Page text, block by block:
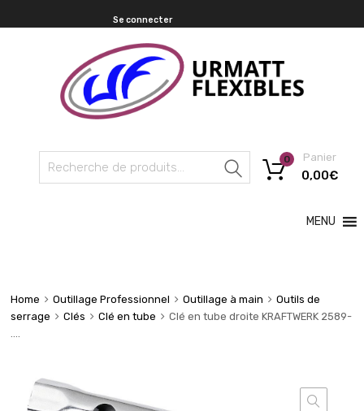
Se connecter
Recherche
Panier
0,00€
0
MENU
Home Outillage Professionnel Outillage à main
Outils de
serrage
Clés Clé en tube
Clé en tube droite KRAFTWERK 2589-
….